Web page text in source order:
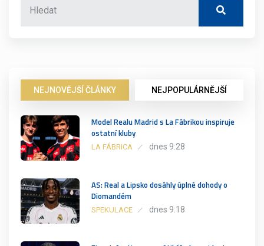
NEJNOVĚJŠÍ ČLÁNKY NEJPOPULÁRNĚJŠÍ
Model Realu Madrid s La Fábrikou inspiruje
ostatní kluby
LA FÁBRICA dnes 9:28
AS: Real a Lipsko dosáhly úplné dohody o
Diomandém
SPEKULACE dnes 9:18